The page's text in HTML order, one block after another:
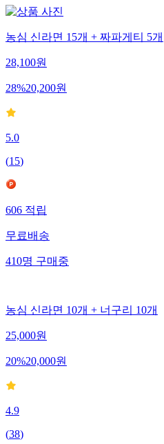
농심 신라면 15개 + 짜파게티 5개
28,100원
28%20,200원
5.0
(15)
606적립
무료배송
410명구매중
농심 신라면 10개 + 너구리 10개
25,000원
20%20,000원
4.9
(38)